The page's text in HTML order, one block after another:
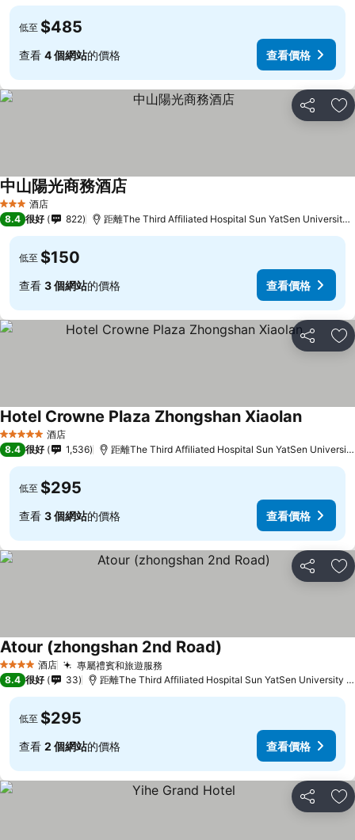
低至 $485
查看 4 個網站的價格 查看價格
分享 放
3 星級 酒店
中山陽光商務酒店
8.4 很好 822 距離The Third Affiliated Hospital Sun YatSen University
低至 $150
查看 3 個網站的價格 查看價格
分享 放
5 星級 酒店
Hotel Crowne Plaza Zhongshan Xiaolan查看價格
8.4 很好 1,536 距離The Third Affiliated Hospital Sun YatSen
低至 $295
查看 3 個網站的價格 查看價格
分享 放
4 星級 酒店 專屬禮賓和旅遊服務
Atour (zhongshan 2nd Road)
8.4 很好 33 距離The Third Affiliated Hospital Sun YatSen University
低至 $295
查看 2 個網站的價格 查看價格
分享 放